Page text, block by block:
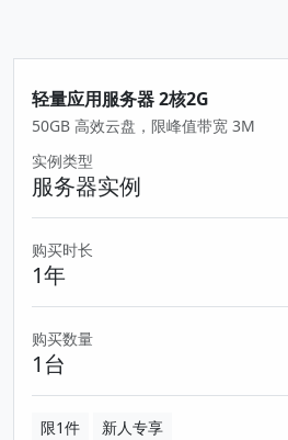
轻量应用服务器 2核2G
50GB 高效云盘，限峰值带宽 3M
实例类型
服务器实例
购买时长
1年
购买数量
1台
限1件
新人专享